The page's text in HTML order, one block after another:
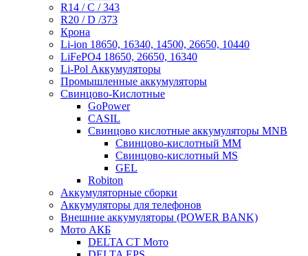
R14 / C / 343
R20 / D /373
Крона
Li-ion 18650, 16340, 14500, 26650, 10440
LiFePO4 18650, 26650, 16340
Li-Pol Аккумуляторы
Промышленные аккумуляторы
Свинцово-Кислотные
GoPower
CASIL
Свинцово кислотные аккумуляторы MNB
Cвинцово-кислотный MM
Cвинцово-кислотный MS
GEL
Robiton
Аккумуляторные сборки
Аккумуляторы для телефонов
Внешние аккумуляторы (POWER BANK)
Мото АКБ
DELTA CT Мото